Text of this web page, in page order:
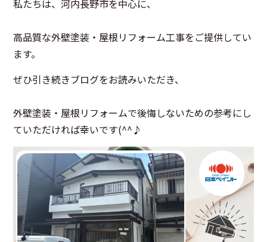
私たちは、河内長野市を中心に、
高品質な外壁塗装・屋根リフォーム工事をご提供してい
ます。
ぜひ引き続きブログをお読みいただき、
外壁塗装・屋根リフォームで後悔しないための参考にし
ていただければ幸いです(^^♪